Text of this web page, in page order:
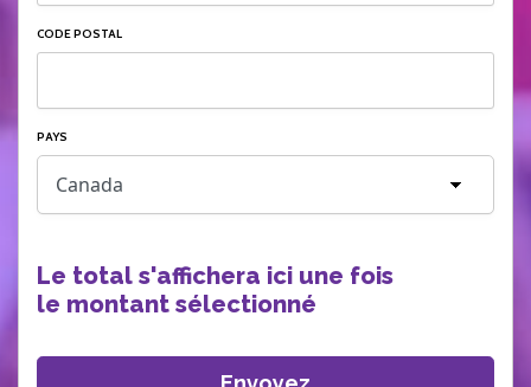
CODE POSTAL
PAYS
Le total s'affichera ici une fois
le montant sélectionné